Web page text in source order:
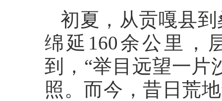
初夏，从贡嘎县
绵延160余公里，
到，“举目远望一片
照。而今，昔日荒